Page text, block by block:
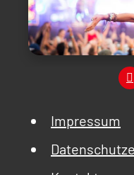
Impressum